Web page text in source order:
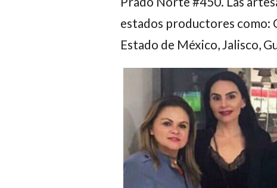
estados productores como:
Estado de México, Jalisco,